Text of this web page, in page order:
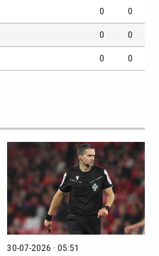
0 0
0 0
0 0
30-07-2026 · 05:51